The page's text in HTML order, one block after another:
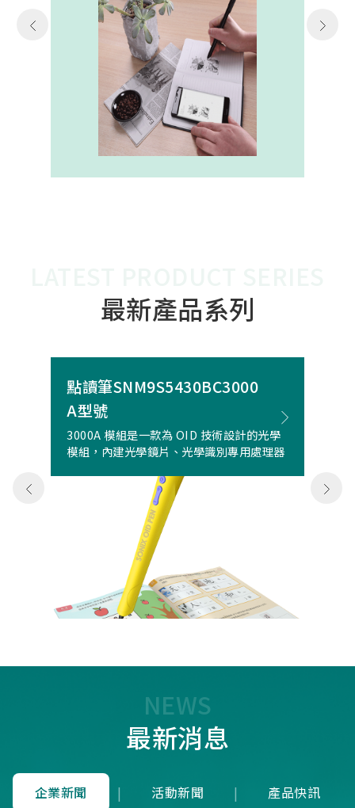
置開發。模組在保持小型化的同時，
延伸了可用物距範圍，使其能在離紙
面更遠的位置仍精確讀取碼點，同時
內建的高幀率SoC，能確保書寫筆跡
的連續與準確。 透過4000A模組能有
效縮短客戶開發週期，並確保在小型
裝置中仍維持高精度與穩定度，讓產
品能夠以最自然的方式，將紙本與數
位內容緊密連結。
最新產品系列
點讀筆SNM9S5430BC3000
A型號
3000A 模組是一款為 OID 技術設計的光學
模組，內建光學鏡片、光學識別專用處理器
NEWS
最新消息
企業新聞 | 活動新聞 | 產品快訊